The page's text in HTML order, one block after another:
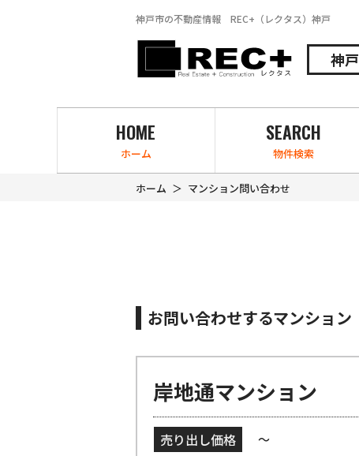
神戸市の不動産情報 REC+（レクタス）神戸
神戸
HOME
ホーム
SEARCH
物件検索
ホーム マンション問い合わせ
お問い合わせするマンション
岸地通マンション
売り出し価格 ～